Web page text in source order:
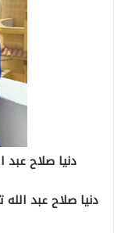
دنيا صلاح
دنيا صلاح عبد